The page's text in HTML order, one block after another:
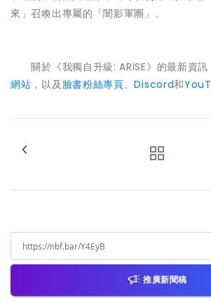
來」召喚出專屬的「闇影軍團」。
關於《我獨自升級: ARISE》的最新資訊
網站 ，以及臉書粉絲專頁、Discord和
推廣新聞稿